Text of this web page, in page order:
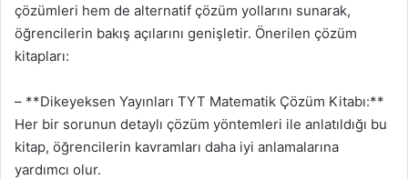
çözümleri hem de alternatif çözüm yollarını sunarak,
öğrencilerin bakış açılarını genişletir. Önerilen çözüm
kitapları:
– **Dikeyeksen Yayınları TYT Matematik Çözüm Kitabı:**
Her bir sorunun detaylı çözüm yöntemleri ile anlatıldığı bu
kitap, öğrencilerin kavramları daha iyi anlamalarına
yardımcı olur.